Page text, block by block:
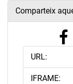
Comparteix
URL:
IFRAME: